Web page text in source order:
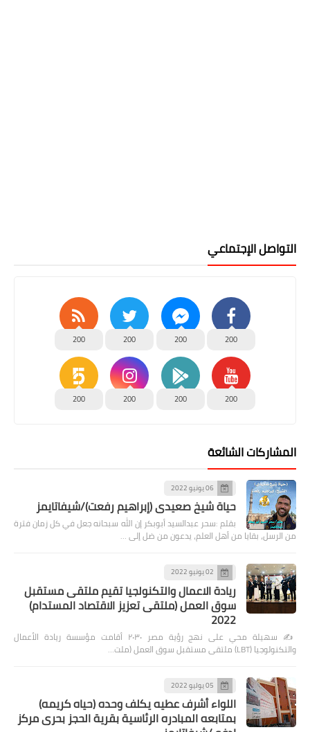
التواصل الإجتماعي
200
200
200
200
200
200
200
200
المشاركات الشائعة
06 يونيو 2022
حياة شيخ صعيدى (إبراهيم رفعت)/شيفاتايمز
بقلم :سحر عبدالسيد أبوبكر إن الله سبحانه جعل في كل زمان فترة
من الرسل، بقايا من أهل العلم، يدعون من ضل إلى …
02 يونيو 2022
ريادة الاعمال والتكنولجيا تقيم ملتقى مستقبل
سوق العمل (ملتقى تعزيز الاقتصاد المستدام)
2022
✍️ سهيلة محي على نهج رؤية مصر ٢٠٣٠ أقامت مؤسسة ريادة الأعمال
والتكنولوجيا (LBT) ملتقى مستقبل سوق العمل (ملت…
05 يوليو 2022
اللواء أشرف عطيه يكلف وحده (حياه كريمه)
بمتابعه المبادره الرئاسية بقرية الحجز بحرى مركز